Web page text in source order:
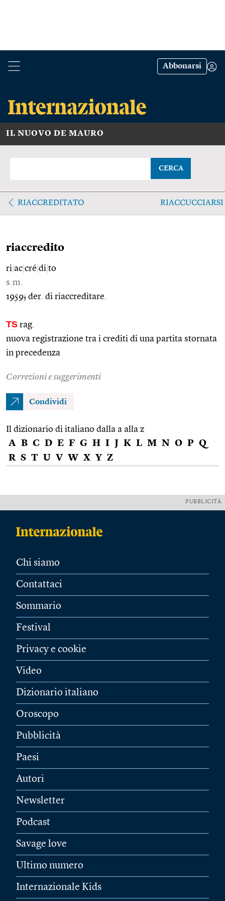
Abbonarsi
IL NUOVO DE MAURO
CERCA
RIACCREDITATO RIACCUCCIARSI
riaccredito
ri ac cré di to
s.m.
1959; der. di riaccreditare.
TS rag.
nuova registrazione tra i crediti di una partita stornata
in precedenza
Correzioni e suggerimenti
Condividi
Il dizionario di italiano dalla a alla z
A B C D E F G H I J K L M N O P Q
R S T U V W X Y Z
PUBBLICITÀ
Chi siamo
Contattaci
Sommario
Festival
Privacy e cookie
Video
Dizionario italiano
Oroscopo
Pubblicità
Paesi
Autori
Newsletter
Podcast
Savage love
Ultimo numero
Internazionale Kids